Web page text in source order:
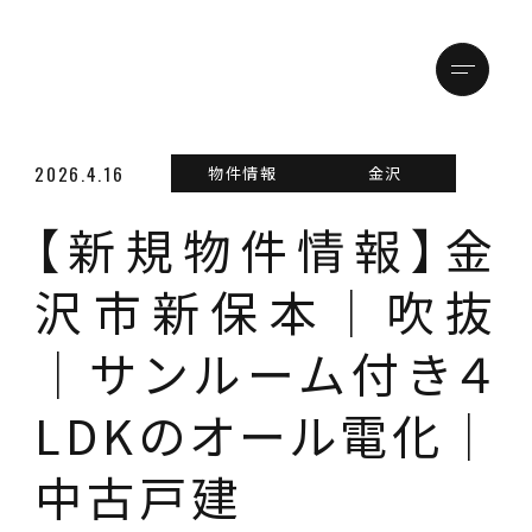
メニュ
トップページ
店舗情報
金沢本店
松本支店
物件情報
買いたい方
売りたい方
2026.4.16 物件情報 金沢
【新規物件情報】金
沢市新保本│吹抜
│サンルーム付き４
LDKのオール電化│
中古戸建